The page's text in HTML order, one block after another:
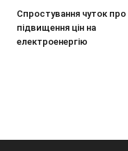
Спростування чуток про
підвищення цін на
електроенергію